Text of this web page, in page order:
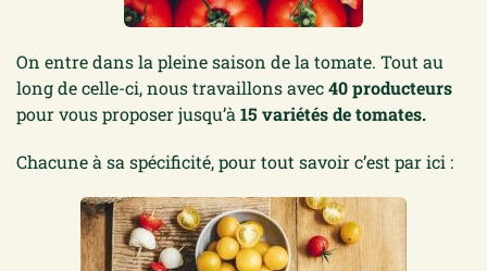
On entre dans la pleine saison de la tomate. Tout au
long de celle-ci, nous travaillons avec40 producteurs
pour vous proposer jusqu’à15 variétés de tomates.
Chacune à sa spécificité, pour tout savoir c’est par ici :